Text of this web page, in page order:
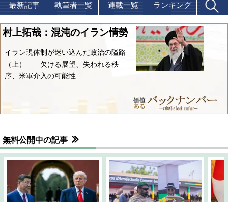
最新記事 執筆者一覧 連載一覧 ランキング
村上拓哉：混沌のイラン情勢
イラン現体制が迷い込んだ政治の隘路
（上）――欠ける展望、失われる秩
序、米軍介入の可能性
無料公開中の記事